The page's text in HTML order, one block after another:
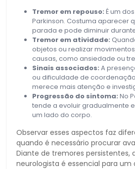
Tremor em repouso: É um
Parkinson. Costuma aparecer
parada e pode diminuir
Tremor em atividade:
objetos ou realizar
causas, como ansiedade ou
Sinais associados: A
ou dificuldade de
merece mais atenção e
Progressão do sintoma: No
tende a evoluir gradualmente
um lado do corpo.
Observar esses aspectos faz
quando é necessário procurar
Diante de tremores persistentes,
neurologista é essencial para um